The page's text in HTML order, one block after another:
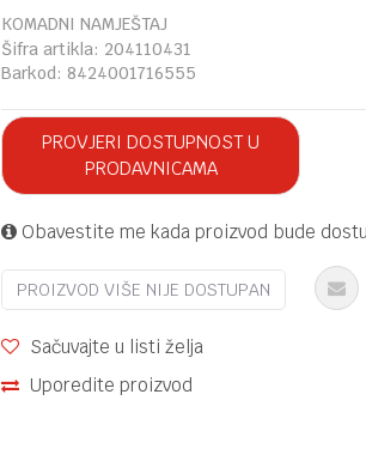
KOMADNI NAMJEŠTAJ
Šifra artikla: 204110431
Barkod: 8424001716555
PROVJERI DOSTUPNOST U
PRODAVNICAMA
Obavestite me kada proizvod bude
PROIZVOD VIŠE NIJE DOSTUPAN
Sačuvajte u listi želja
Uporedite proizvod